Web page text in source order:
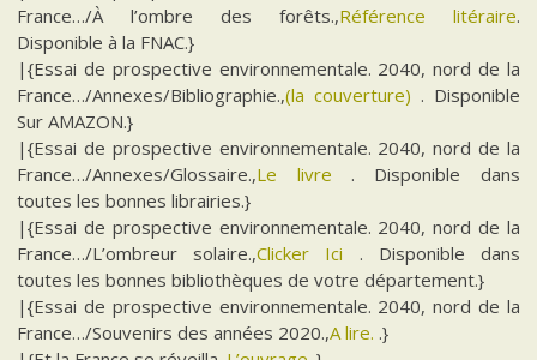
France…/À l’ombre des forêts.,Référence litéraire.
Disponible à la FNAC.}
|{Essai de prospective environnementale. 2040, nord de la
France…/Annexes/Bibliographie.,(la couverture) . Disponible
Sur AMAZON.}
|{Essai de prospective environnementale. 2040, nord de la
France…/Annexes/Glossaire.,Le livre . Disponible dans
toutes les bonnes librairies.}
|{Essai de prospective environnementale. 2040, nord de la
France…/L’ombreur solaire.,Clicker Ici . Disponible dans
toutes les bonnes bibliothèques de votre département.}
|{Essai de prospective environnementale. 2040, nord de la
France…/Souvenirs des années 2020.,A lire. .}